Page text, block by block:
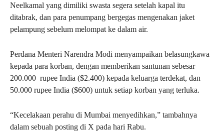
Neelkamal yang dimiliki swasta segera setelah kapal itu
ditabrak, dan para penumpang bergegas mengenakan jaket
pelampung sebelum melompat ke dalam air.
Perdana Menteri Narendra Modi menyampaikan belasungkawa
kepada para korban, dengan memberikan santunan sebesar
200.000 rupee India ($2.400) kepada keluarga terdekat, dan
50.000 rupee India ($600) untuk setiap korban yang terluka.
“Kecelakaan perahu di Mumbai menyedihkan,” tambahnya
dalam sebuah posting di X pada hari Rabu.